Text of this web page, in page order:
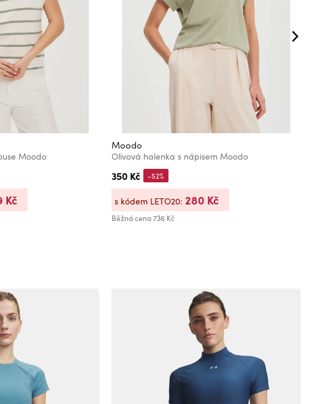
Moodo
Kč
Moodo
Olivová halenka s nápisem Moodo
350 Kč
Běžná cena736 Kč
-52%
s kódem LETO20: 280 Kč